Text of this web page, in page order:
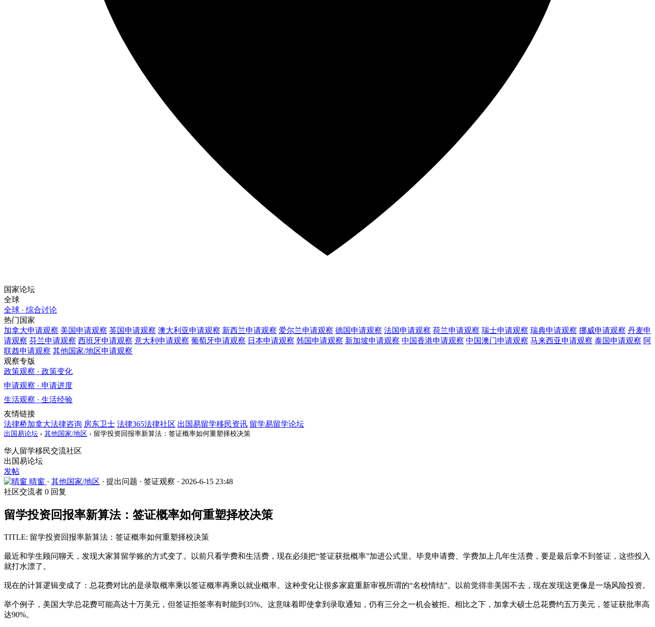
国家论坛
全球
全球 · 综合讨论
热门国家
加拿大申请观察 美国申请观察 英国申请观察 澳大利亚申请观察 新西兰申请观察 爱尔兰申请观察 德国申请观察 法国申请观察 荷兰申请观察 瑞士申请观察 瑞典申请观察 挪威申请观察 丹麦申
请观察 芬兰申请观察 西班牙申请观察 意大利 申请观察 葡萄牙申请观察 日本申请观察 韩国申请观察 新加坡申请观察 中国香港申请观察 中国澳门申请观察 马来西亚申请观察 泰国申请观察 阿
联酋申请观察 其他国家/地区申请观察
观察专版
政策观察 · 政策变化
申请观察 · 申请进度
生活观察 · 生活经验
友情链接
法律桥加拿大法律咨询 房东卫士 法律365法律社区 出国易留学移民资讯 留学易留学论坛
出国易论坛 › 其他国家/地区 › 留学投资回报率新算法：签证概率如何重塑择校决策
华人留学移民交流社区
出国易论坛
发帖
晴窗 · 其他国家/地区 · 提出问题 · 签证观察 · 2026-6-15 23:48
社区交流者 0 回复
留学投资回报率新算法：签证概率如何重塑择校决策
TITLE: 留学投资回报率新算法：签证概率如何重塑择校决策
最近和学生顾问聊天，发现大家算留学账的方式变了。以前只看学费和生活费，现在必须把“签证获批概率”加进公式里。毕竟申请费、学费加上几年生活费，要是最后拿不到签证，这些投入
就打水漂了。
现在的计算逻辑变成了：总花费对比的是录取概率乘以签证概率再乘以就业概率。这种变化让很多家庭重新审视所谓的“名校情结”。以前觉得非美国不去，现在发现这更像是一场风险投资。
举个例子，美国大学总花费可能高达十万美元，但签证拒签率有时能到35%。这意味着即使拿到录取通知，仍有三分之一机会被拒。相比之下，加拿大硕士总花费约五万美元，签证获批率高
达90%。